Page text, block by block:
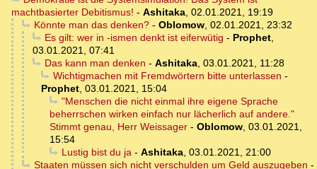
machtbasierter Debitismus! - Ashitaka, 02.01.2021, 19:19
Könnte man das denken?- Oblomow, 02.01.2021, 23:32
Es gilt: wer in -ismen denkt ist eiferwütig - Prophet,
03.01.2021, 07:41
Das kann man denken - Ashitaka, 03.01.2021, 11:28
Wichtigmachen mit Fremdwörtern bitte unterlassen -
Prophet, 03.01.2021, 15:04
"Menschen die nicht einmal ihre eigene Sprache
beherrschen wirken einfach nur lächerlich auf andere."
Stimmt genau, Herr Weissager - Oblomow, 03.01.2021,
15:54
Lustig bist du ja- Ashitaka, 03.01.2021, 21:00
Staaten müssen sich nicht verschulden um Geld auszugeben -